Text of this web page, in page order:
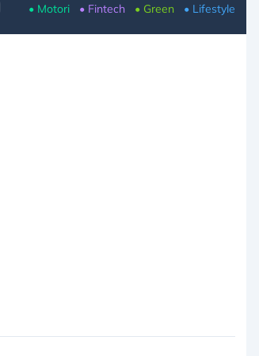
• Motori • Fintech • Green • Lifestyle